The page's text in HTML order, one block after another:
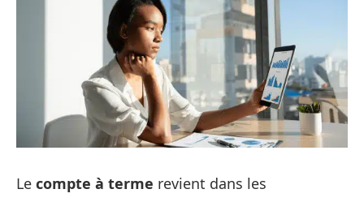
Le compte à terme revient dans les